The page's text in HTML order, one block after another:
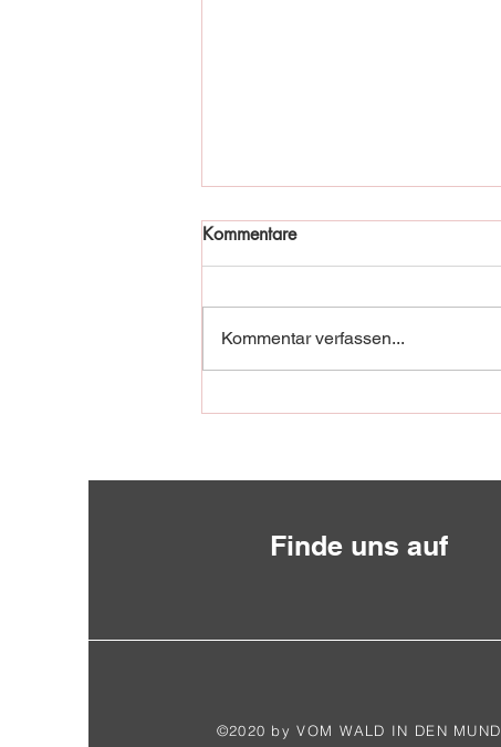
Fischadler in Not!
Kommentare
Kommentar verfassen...
Finde uns auf
©2020 by VOM WALD IN DEN MUND